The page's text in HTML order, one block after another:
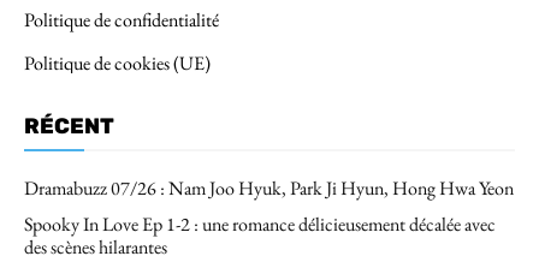
Politique de confidentialité
Politique de cookies (UE)
RÉCENT
Dramabuzz 07/26 : Nam Joo Hyuk, Park Ji Hyun, Hong Hwa Yeon
Spooky In Love Ep 1-2 : une romance délicieusement décalée avec
des scènes hilarantes